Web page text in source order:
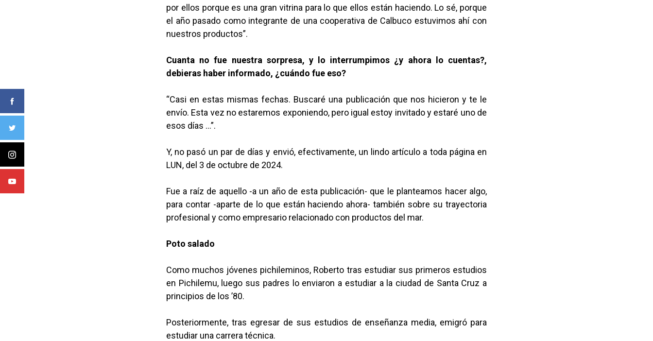
por ellos porque es una gran vitrina para lo que ellos están haciendo. Lo sé, porque
el año pasado como integrante de una cooperativa de Calbuco estuvimos ahí con
nuestros productos”.
Cuanta no fue nuestra sorpresa, y lo interrumpimos ¿y ahora lo cuentas?,
debieras haber informado, ¿cuándo fue eso?
“Casi en estas mismas fechas. Buscaré una publicación que nos hicieron y te le
envío. Esta vez no estaremos exponiendo, pero igual estoy invitado y estaré uno de
esos días …”.
Y, no pasó un par de días y envió, efectivamente, un lindo artículo a toda página en
LUN, del 3 de octubre de 2024.
Fue a raíz de aquello -a un año de esta publicación- que le planteamos hacer algo,
para contar -aparte de lo que están haciendo ahora- también sobre su trayectoria
profesional y como empresario relacionado con productos del mar.
Poto salado
Como muchos jóvenes pichileminos, Roberto tras estudiar sus primeros estudios
en Pichilemu, luego sus padres lo enviaron a estudiar a la ciudad de Santa Cruz a
principios de los ’80.
Posteriormente, tras egresar de sus estudios de enseñanza media, emigró para
estudiar una carrera técnica.